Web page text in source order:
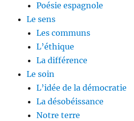
Poésie espagnole
Le sens
Les communs
L’éthique
La différence
Le soin
L’idée de la démocratie
La désobéissance
Notre terre